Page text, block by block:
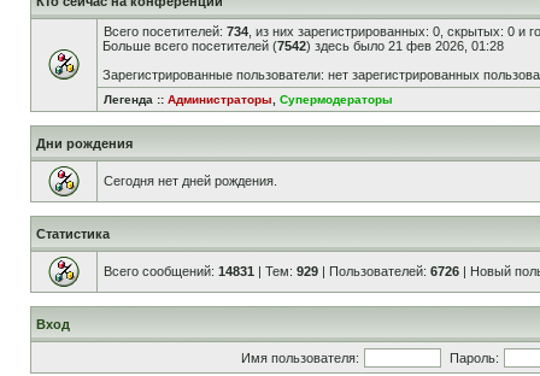
Всего посетителей: 734 , из них зарегистрированных: 0, скрытых: 0 и
Больше всего посетителей (7542) здесь было 21 фев 2026, 01:28
Зарегистрированные пользователи: нет зарегистрированных
Легенда :: Администраторы Супермодераторы
Дни рождения
Сегодня нет дней рождения.
Статистика
Всего сообщений: 14831 | Тем: 929 | Пользователей: 6726 | Новый
Вход
Имя пользователя: Пароль: